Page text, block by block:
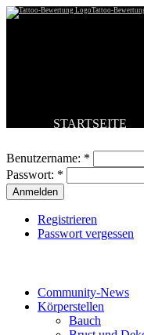
Tattoo-
STARTSEITE
BESTE
NEUESTE
KOMMENTARE
FORUM
Benutzername: *
Passwort: *
Registrieren
Passwort vergessen
Community-News
Körperstellen
Bauch